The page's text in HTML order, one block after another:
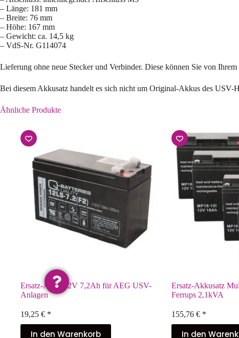
– Länge: 181 mm
– Breite: 76 mm
– Höhe: 167 mm
– Gewicht: ca. 14,5 kg
– VdS-Nr. G114074
Lieferung ohne neue Stecker und Verbinder. Diese können Sie von
Bei diesem Akkusatz handelt es sich nicht um Original-Akkus des
Ähnliche Produkte
Ersatz-Akku 12V 7,2Ah für AEG USV-
Anlagen
19,25 € *
In den Warenkorb
Ersatz-Akkusatz
Ferrups 2,1kVA
155,76 €*
In den